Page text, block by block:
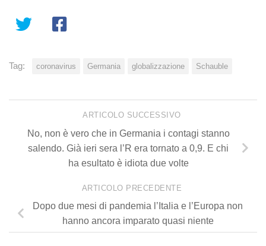
Tag: coronavirus Germania globalizzazione Schauble
ARTICOLO SUCCESSIVO
No, non è vero che in Germania i contagi stanno
salendo. Già ieri sera l’R era tornato a 0,9. E chi
ha esultato è idiota due volte
ARTICOLO PRECEDENTE
Dopo due mesi di pandemia l’Italia e l’Europa non
hanno ancora imparato quasi niente